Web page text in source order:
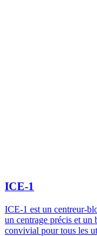
ICE-1
ICE-1 est un centreur-
un centrage précis et un
convivial pour tous les